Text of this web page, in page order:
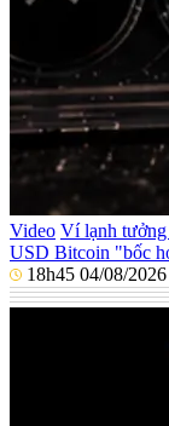
Video Ví lạnh tưởng
USD Bitcoin "bốc
18h45 04/08/2026